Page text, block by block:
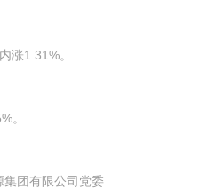
涨1.31%。
。
团有限公司党委